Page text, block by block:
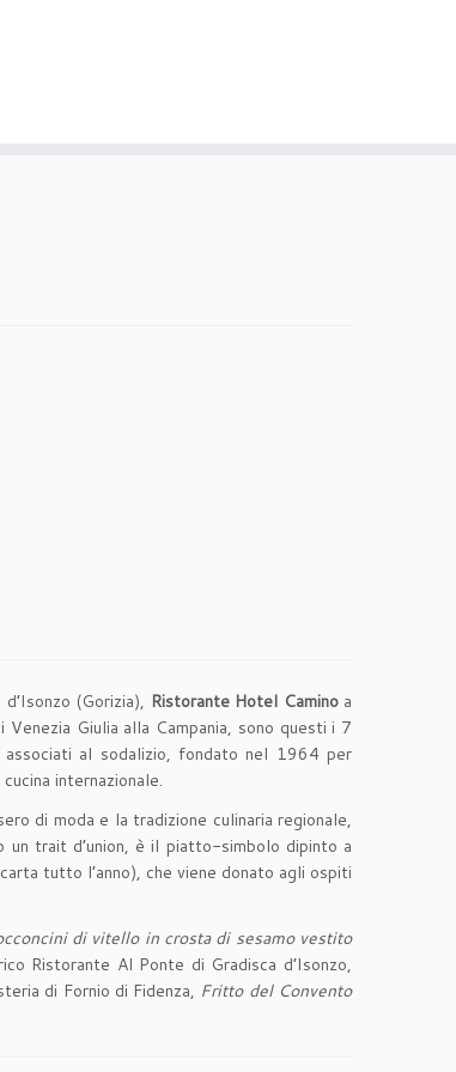
(Gorizia), Ristorante Hotel Caminoa
Giulia alla Campania, sono questi i 7
al sodalizio, fondato nel 1964 per
internazionale.
di moda e la tradizione culinaria regionale,
trait d’union, è il piatto-simbolo dipinto a
tutto l’anno), che viene donato agli ospiti
di vitello in crosta di sesamo vestito
Ristorante Al Ponte di Gradisca d’Isonzo,
di Fornio di Fidenza, Fritto del Convento